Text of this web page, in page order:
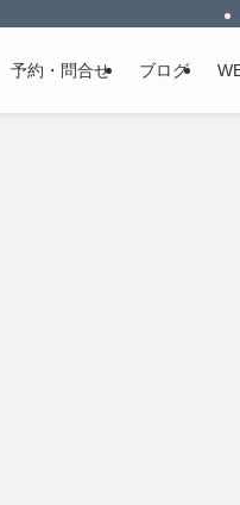
予約・問合せ ブログ